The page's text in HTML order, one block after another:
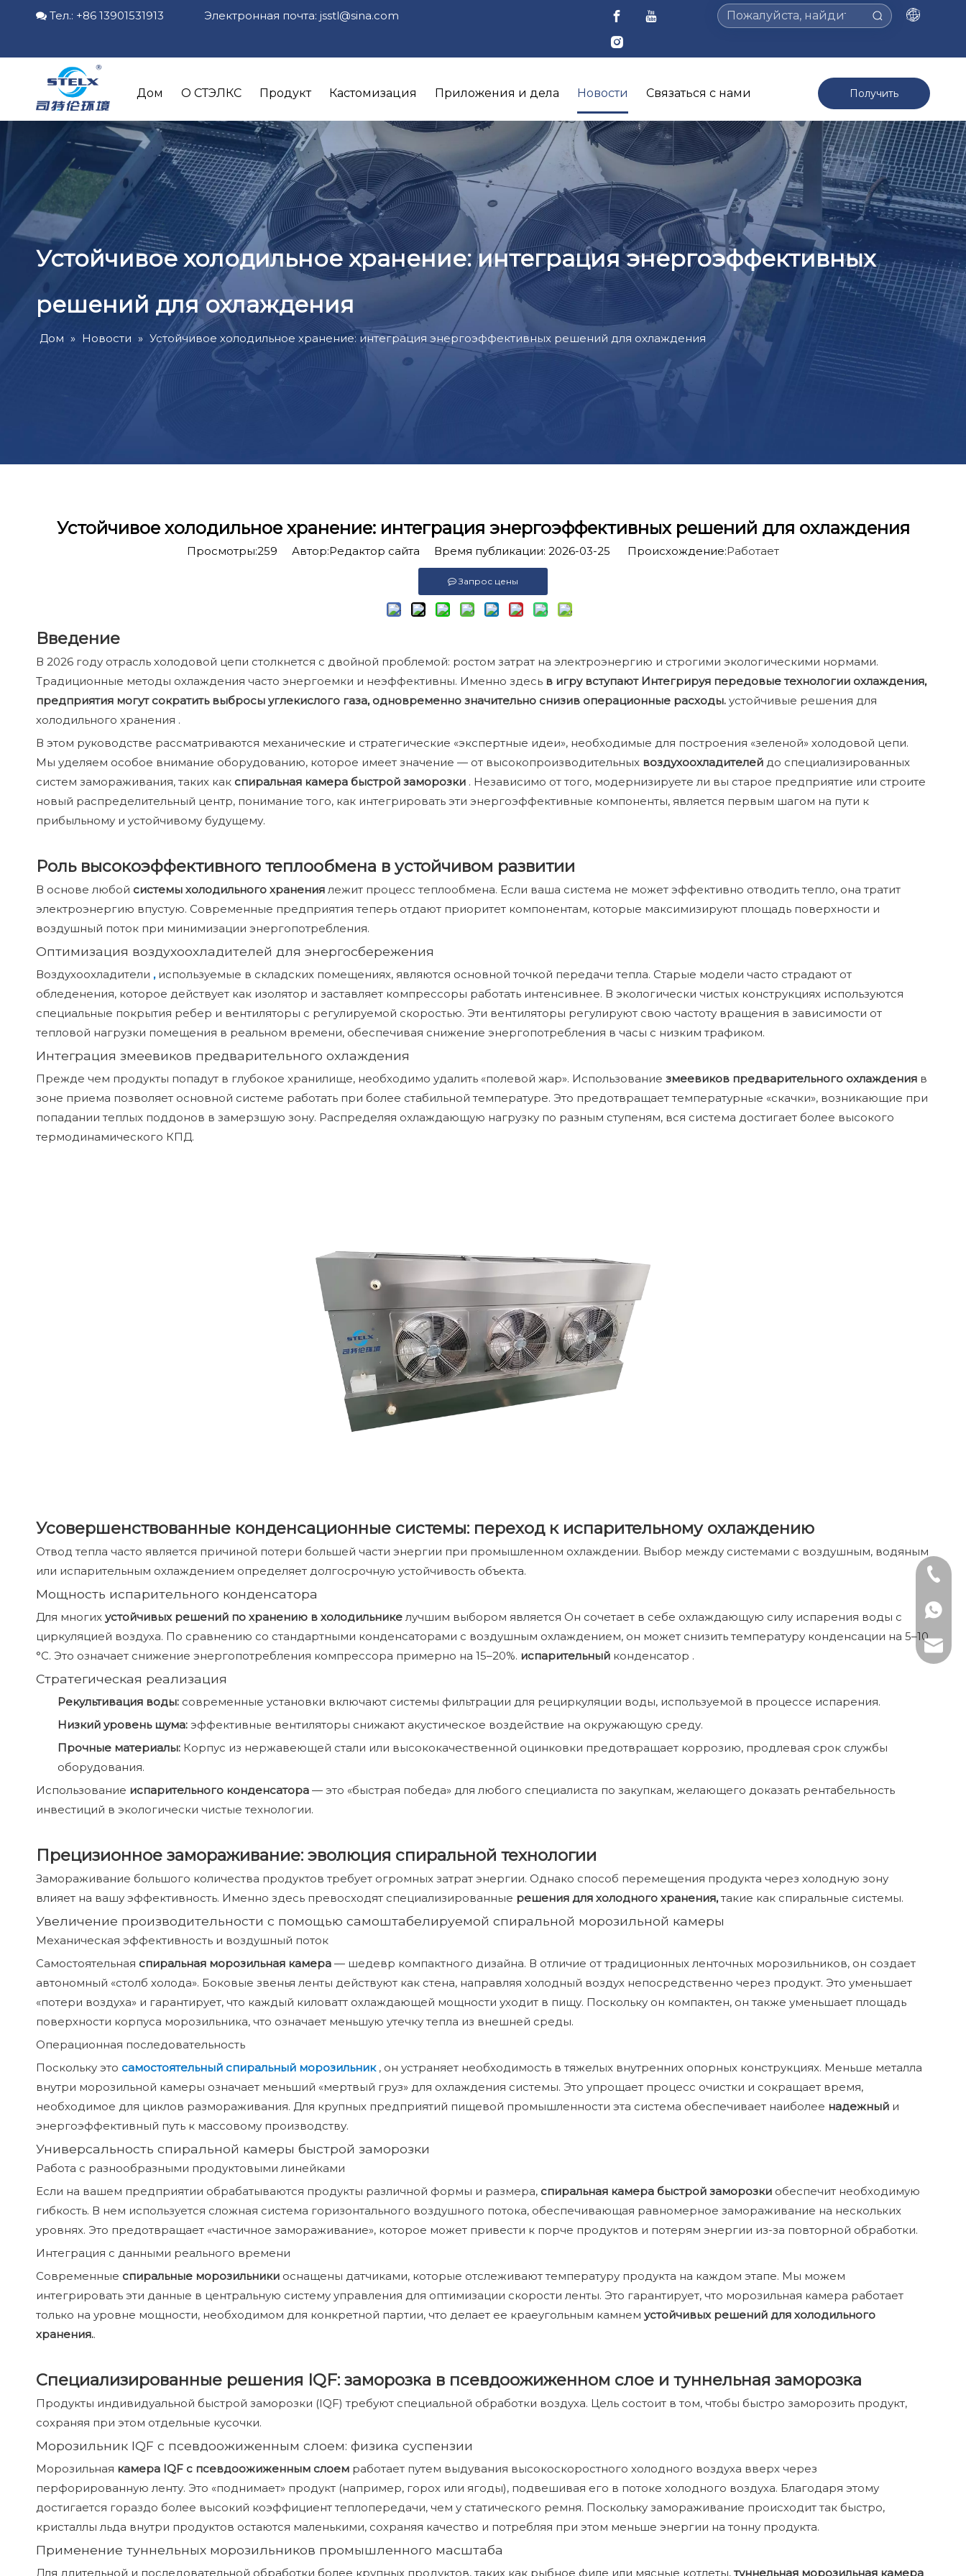
 Тел.: +86 13901531913 Электронная почта: jsstl@sina.com
Дом О СТЭЛКС Продукт Кастомизация Приложения и дела Новости Связаться с нами Получить
предложение >
Устойчивое холодильное хранение: интеграция энергоэффективных
решений для охлаждения
Дом » Новости » Устойчивое холодильное хранение: интеграция энергоэффективных решений для охлаждения
Устойчивое холодильное хранение: интеграция энергоэффективных решений для охлаждения
Просмотры:259 Автор:Pедактор сайта Время публикации: 2026-03-25 Происхождение:Работает
Запрос цены
Введение
В 2026 году отрасль холодовой цепи столкнется с двойной проблемой: ростом затрат на электроэнергию и строгими экологическими нормами.
Традиционные методы охлаждения часто энергоемки и неэффективны. Именно здесь в игру вступают Интегрируя передовые технологии охлаждения,
предприятия могут сократить выбросы углекислого газа, одновременно значительно снизив операционные расходы. устойчивые решения для
холодильного хранения .
В этом руководстве рассматриваются механические и стратегические «экспертные идеи», необходимые для построения «зеленой» холодовой цепи.
Мы уделяем особое внимание оборудованию, которое имеет значение — от высокопроизводительных воздухоохладителей до специализированных
систем замораживания, таких как спиральная камера быстрой заморозки . Независимо от того, модернизируете ли вы старое предприятие или строите
новый распределительный центр, понимание того, как интегрировать эти энергоэффективные компоненты, является первым шагом на пути к
прибыльному и устойчивому будущему.
Роль высокоэффективного теплообмена в устойчивом развитии
В основе любой системы холодильного хранения лежит процесс теплообмена. Если ваша система не может эффективно отводить тепло, она тратит
электроэнергию впустую. Современные предприятия теперь отдают приоритет компонентам, которые максимизируют площадь поверхности и
воздушный поток при минимизации энергопотребления.
Оптимизация воздухоохладителей для энергосбережения
Воздухоохладители , используемые в складских помещениях, являются основной точкой передачи тепла. Старые модели часто страдают от
обледенения, которое действует как изолятор и заставляет компрессоры работать интенсивнее. В экологически чистых конструкциях используются
специальные покрытия ребер и вентиляторы с регулируемой скоростью. Эти вентиляторы регулируют свою частоту вращения в зависимости от
тепловой нагрузки помещения в реальном времени, обеспечивая снижение энергопотребления в часы с низким трафиком.
Интеграция змеевиков предварительного охлаждения
Прежде чем продукты попадут в глубокое хранилище, необходимо удалить «полевой жар». Использование змеевиков предварительного охлаждения в
зоне приема позволяет основной системе работать при более стабильной температуре. Это предотвращает температурные «скачки», возникающие при
попадании теплых поддонов в замерзшую зону. Распределяя охлаждающую нагрузку по разным ступеням, вся система достигает более высокого
термодинамического КПД.
Усовершенствованные конденсационные системы: переход к испарительному охлаждению
Отвод тепла часто является причиной потери большей части энергии при промышленном охлаждении. Выбор между системами с воздушным, водяным
или испарительным охлаждением определяет долгосрочную устойчивость объекта.
Мощность испарительного конденсатора
Для многих устойчивых решений по хранению в холодильнике лучшим выбором является Он сочетает в себе охлаждающую силу испарения воды с
циркуляцией воздуха. По сравнению со стандартными конденсаторами с воздушным охлаждением, он может снизить температуру конденсации на 5–10
°C. Это означает снижение энергопотребления компрессора примерно на 15–20%. испарительный конденсатор .
Стратегическая реализация
Рекультивация воды: современные установки включают системы фильтрации для рециркуляции воды, используемой в процессе испарения.
Низкий уровень шума: эффективные вентиляторы снижают акустическое воздействие на окружающую среду.
Прочные материалы: Корпус из нержавеющей стали или высококачественной оцинковки предотвращает коррозию, продлевая срок службы
оборудования.
Использование испарительного конденсатора — это «быстрая победа» для любого специалиста по закупкам, желающего доказать рентабельность
инвестиций в экологически чистые технологии.
Прецизионное замораживание: эволюция спиральной технологии
Замораживание большого количества продуктов требует огромных затрат энергии. Однако способ перемещения продукта через холодную зону
влияет на вашу эффективность. Именно здесь превосходят специализированные решения для холодного хранения,такие как спиральные системы.
Увеличение производительности с помощью самоштабелируемой спиральной морозильной камеры
Механическая эффективность и воздушный поток
Самостоятельная спиральная морозильная камера — шедевр компактного дизайна. В отличие от традиционных ленточных морозильников, он создает
автономный «столб холода». Боковые звенья ленты действуют как стена, направляя холодный воздух непосредственно через продукт. Это уменьшает
«потери воздуха» и гарантирует, что каждый киловатт охлаждающей мощности уходит в пищу. Поскольку он компактен, он также уменьшает площадь
поверхности корпуса морозильника, что означает меньшую утечку тепла из внешней среды.
Операционная последовательность
Поскольку это самостоятельный спиральный морозильник , он устраняет необходимость в тяжелых внутренних опорных конструкциях. Меньше металла
внутри морозильной камеры означает меньший «мертвый груз» для охлаждения системы. Это упрощает процесс очистки и сокращает время,
необходимое для циклов размораживания. Для крупных предприятий пищевой промышленности эта система обеспечивает наиболее надежный и
энергоэффективный путь к массовому производству.
Универсальность спиральной камеры быстрой заморозки
Работа с разнообразными продуктовыми линейками
Если на вашем предприятии обрабатываются продукты различной формы и размера, спиральная камера быстрой заморозки обеспечит необходимую
гибкость. В нем используется сложная система горизонтального воздушного потока, обеспечивающая равномерное замораживание на нескольких
уровнях. Это предотвращает «частичное замораживание», которое может привести к порче продуктов и потерям энергии из-за повторной обработки.
Интеграция с данными реального времени
Современные спиральные морозильники оснащены датчиками, которые отслеживают температуру продукта на каждом этапе. Мы можем
интегрировать эти данные в центральную систему управления для оптимизации скорости ленты. Это гарантирует, что морозильная камера работает
только на уровне мощности, необходимом для конкретной партии, что делает ее краеугольным камнем устойчивых решений для холодильного
хранения..
Специализированные решения IQF: заморозка в псевдоожиженном слое и туннельная заморозка
Продукты индивидуальной быстрой заморозки (IQF) требуют специальной обработки воздуха. Цель состоит в том, чтобы быстро заморозить продукт,
сохраняя при этом отдельные кусочки.
Морозильник IQF с псевдоожиженным слоем: физика суспензии
Морозильная камера IQF с псевдоожиженным слоем работает путем выдувания высокоскоростного холодного воздуха вверх через
перфорированную ленту. Это «поднимает» продукт (например, горох или ягоды), подвешивая его в потоке холодного воздуха. Благодаря этому
достигается гораздо более высокий коэффициент теплопередачи, чем у статического ремня. Поскольку замораживание происходит так быстро,
кристаллы льда внутри продуктов остаются маленькими, сохраняя качество и потребляя при этом меньше энергии на тонну продукта.
Применение туннельных морозильников промышленного масштаба
Для длительной и последовательной обработки более крупных продуктов, таких как рыбное филе или мясные котлеты, туннельная морозильная камера
Тел: